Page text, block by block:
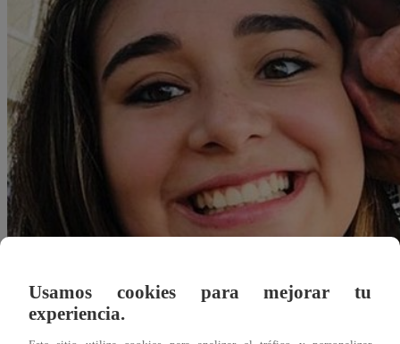
Usamos cookies para mejorar tu
experiencia.